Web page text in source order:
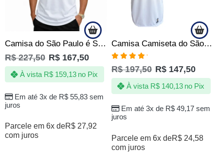
Camisa do São Paulo é Sentimento Batimento Cardíaco Oficial
R$227,50 R$ 167,50
Em até 3x de R$55,83sem
juros
À vista R$159,13 no Pix
Parcele em 6x deR$ 27,92
com juros
Camisa Camiseta do São Paulo SPFC Campeão de Tudo Oficial
Avaliação
5.00de 5
R$197,50 R$ 147,50
Em até 3x de R$49,17sem
juros
À vista R$140,13 no Pix
Parcele em 6x deR$ 24,58
com juros